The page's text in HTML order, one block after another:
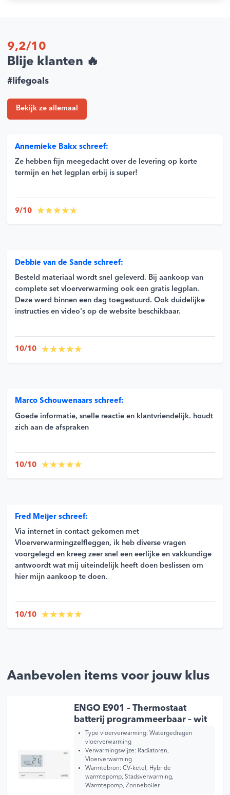
Extra temperatuursensor mogelijk
SKU
2815106
4031602006592
Afmetingen
20 cm
M130227
9,2/10
Blije klanten 🔥
#lifegoals
Bekijk ze allemaal
Annemieke Bakx schreef:
Ze hebben fijn meegedacht over de levering op korte
termijn en het legplan erbij is super!
9/10
Debbie van de Sande schreef:
Besteld materiaal wordt snel geleverd. Bij aankoop van
complete set vloerverwarming ook een gratis legplan.
Deze werd binnen een dag toegestuurd. Ook duidelijke
instructies en video's op de website beschikbaar.
10/10
Marco Schouwenaars schreef:
Goede informatie, snelle reactie en klantvriendelijk. houdt
zich aan de afspraken
10/10
Fred Meijer schreef:
Via internet in contact gekomen met
Vloerverwarmingzelfleggen, ik heb diverse vragen
voorgelegd en kreeg zeer snel een eerlijke en vakkundige
antwoordt wat mij uiteindelijk heeft doen beslissen om
hier mijn aankoop te doen.
10/10
Aanbevolen items voor jouw klus
ENGO E901 – Thermostaat
batterij programmeerbaar – wit
Type vloerverwarming: Watergedragen
vloerverwarming
Verwarmingswijze: Radiatoren,
Vloerverwarming
Warmtebron: CV-ketel, Hybride
warmtepomp, Stadsverwarming,
Warmtepomp, Zonneboiler